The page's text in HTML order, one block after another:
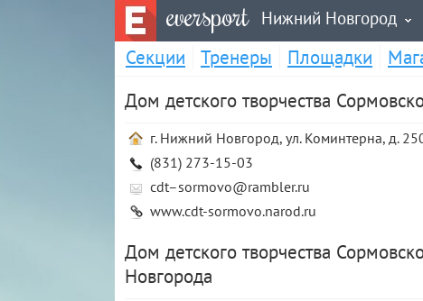
eversport Нижний Новгород
Секции Тренеры Площадки
Дом детского творчества
г. Нижний Новгород, ул. Коминтерна, д.
(831) 273-15-03
cdt–sormovo@rambler.ru
www.cdt-sormovo.narod.ru
Дом детского творчества
Новгорода